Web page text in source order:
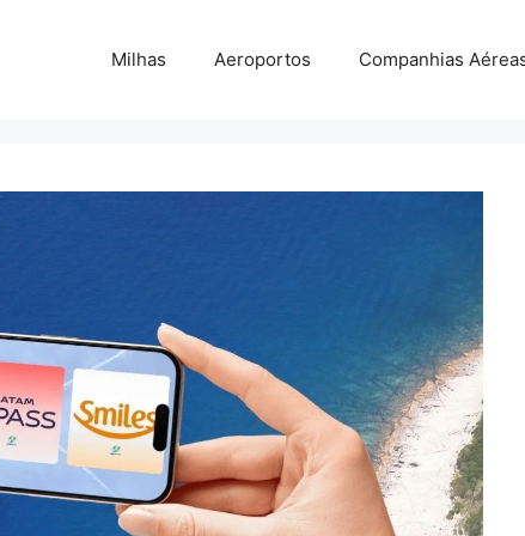
Milhas Aeroportos Companhias